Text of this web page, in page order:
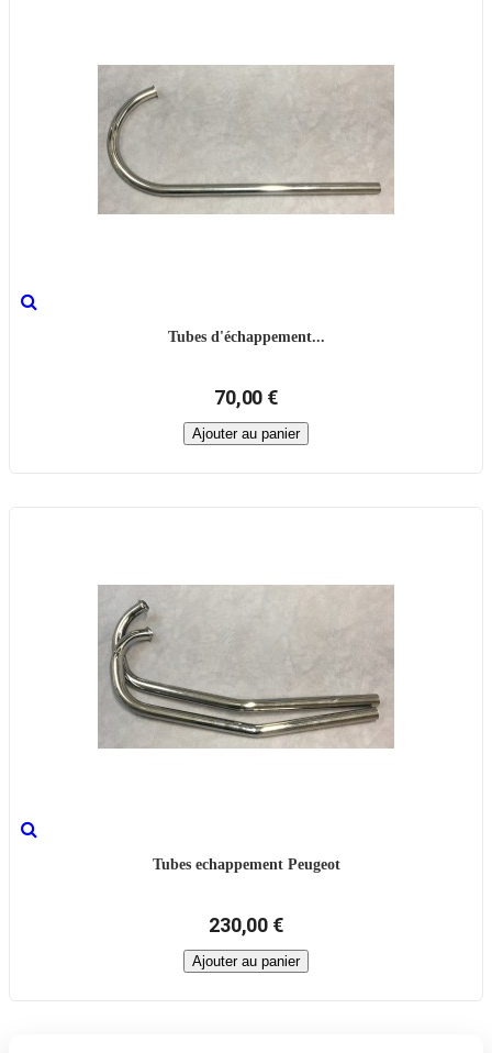
Tubes d'échappement...
70,00 €
Ajouter au panier
Tubes echappement Peugeot
230,00 €
Ajouter au panier